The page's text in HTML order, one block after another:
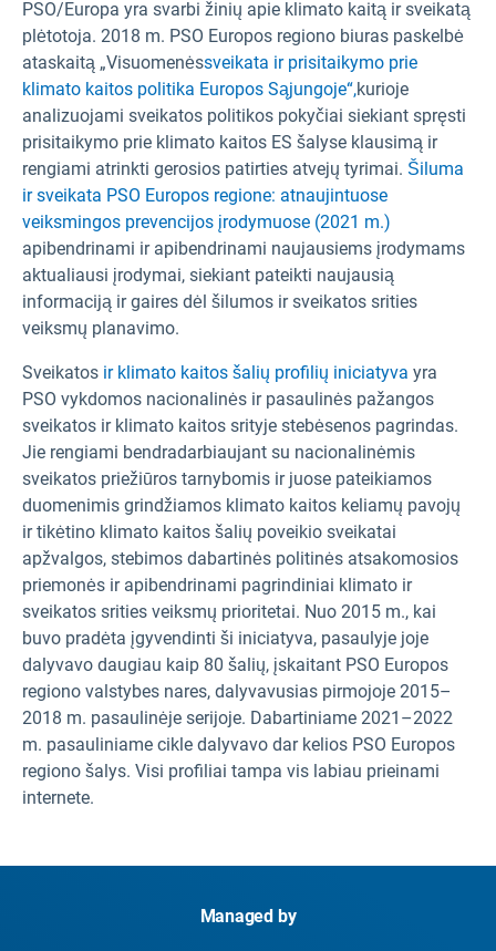
PSO/Europa yra svarbi žinių apie klimato kaitą ir sveikatą
plėtotoja. 2018 m. PSO Europos regiono biuras paskelbė
ataskaitą „Visuomenėssveikata ir prisitaikymo prie
klimato kaitos politika Europos Sąjungoje“,kurioje
analizuojami sveikatos politikos pokyčiai siekiant spręsti
prisitaikymo prie klimato kaitos ES šalyse klausimą ir
rengiami atrinkti gerosios patirties atvejų tyrimai. Šiluma
ir sveikata PSO Europos regione: atnaujintuose
veiksmingos prevencijos įrodymuose (2021 m.)
apibendrinami ir apibendrinami naujausiems įrodymams
aktualiausi įrodymai, siekiant pateikti naujausią
informaciją ir gaires dėl šilumos ir sveikatos srities
veiksmų planavimo.
Sveikatos ir klimato kaitos šalių profilių iniciatyva yra
PSO vykdomos nacionalinės ir pasaulinės pažangos
sveikatos ir klimato kaitos srityje stebėsenos pagrindas.
Jie rengiami bendradarbiaujant su nacionalinėmis
sveikatos priežiūros tarnybomis ir juose pateikiamos
duomenimis grindžiamos klimato kaitos keliamų pavojų
ir tikėtino klimato kaitos šalių poveikio sveikatai
apžvalgos, stebimos dabartinės politinės atsakomosios
priemonės ir apibendrinami pagrindiniai klimato ir
sveikatos srities veiksmų prioritetai. Nuo 2015 m., kai
buvo pradėta įgyvendinti ši iniciatyva, pasaulyje joje
dalyvavo daugiau kaip 80 šalių, įskaitant PSO Europos
regiono valstybes nares, dalyvavusias pirmojoje 2015–
2018 m. pasaulinėje serijoje. Dabartiniame 2021–2022
m. pasauliniame cikle dalyvavo dar kelios PSO Europos
regiono šalys. Visi profiliai tampa vis labiau prieinami
internete.
Managed by